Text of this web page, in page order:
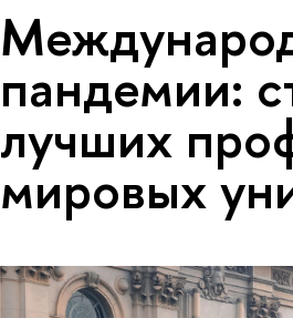
пандемии:
лучших
мировых